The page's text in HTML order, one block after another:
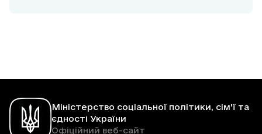
Міністерство соціальної політики, сім'ї та
єдності України
Офіційний веб-сайт